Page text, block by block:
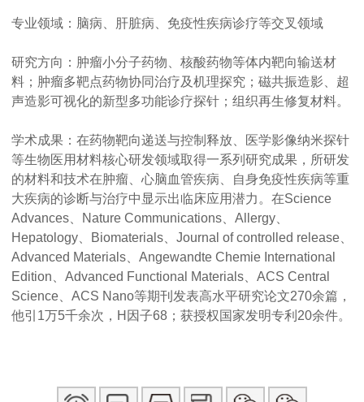
专业领域：脑病、肝脏病、免疫性疾病诊疗等交叉领域
研究方向：肿瘤小分子药物、核酸药物等体内靶向输送材
料；肿瘤多靶点药物协同治疗及机理探究；磁共振造影、超
声造影可视化的新型多功能诊疗探针；组织再生修复材料。
学术成果：在药物靶向递送与控制释放、医学影像纳米探针
等生物医用材料核心研发领域取得一系列研究成果，所研发
的材料和技术在肿瘤、心脑血管疾病、自身免疫性疾病等重
大疾病的诊断与治疗中显示出临床应用潜力。在Science
Advances、Nature Communications、Allergy、
Hepatology、Biomaterials、Journal of controlled release、
Advanced Materials、Angewandte Chemie International
Edition、Advanced Functional Materials、ACS Central
Science、ACS Nano等期刊发表高水平研究论文270余篇，
他引1万5千余次，H因子68；获授权国家发明专利20余件。